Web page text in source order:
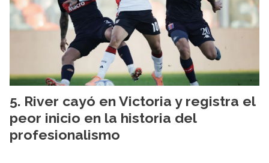
River cayó en Victoria y registra el
peor inicio en la historia del
profesionalismo